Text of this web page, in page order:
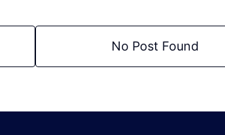
No Post Found